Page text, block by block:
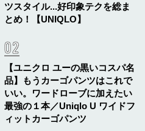
ツスタイル...好印象テクを総ま
とめ！【UNIQLO】
【ユニクロ ユーの黒いコスパ名
品】もうカーゴパンツはこれで
いい。ワードローブに加えたい
最強の１本／Uniqlo U ワイドフ
ィットカーゴパンツ